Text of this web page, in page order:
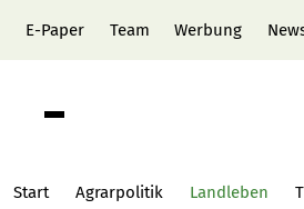
E-Paper Team Werbung
Start Agrarpolitik Landleben